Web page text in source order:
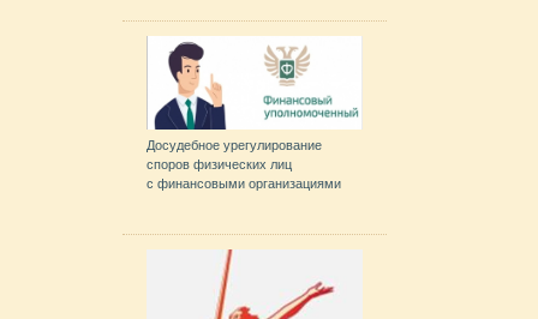
Досудебное урегулирование
споров физических лиц
с финансовыми организациями